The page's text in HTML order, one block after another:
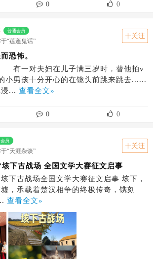
0 0
普通会员
“莲蓬鬼话”
关注
恐怖。
有一对夫妇在儿子满三岁时，替他拍v
小男孩十分开心的在镜头前跳来跳去......
... 查看全文»
0 0
员
“天涯杂谈”
关注
下古战场 全国文学大赛征文启事
下古战场全国文学大赛征文启事 垓下，
，承载着楚汉相争的终极传奇，镌刻
查看全文»